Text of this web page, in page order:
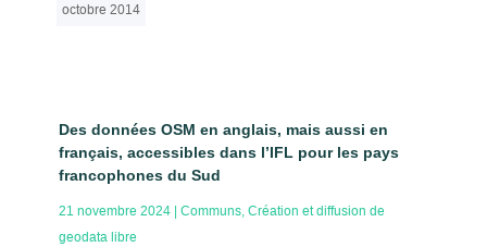
octobre 2014
Des données OSM en anglais, mais aussi en
français, accessibles dans l’IFL pour les pays
francophones du Sud
21 novembre 2024| Communs, Création et diffusion de
geodata libre